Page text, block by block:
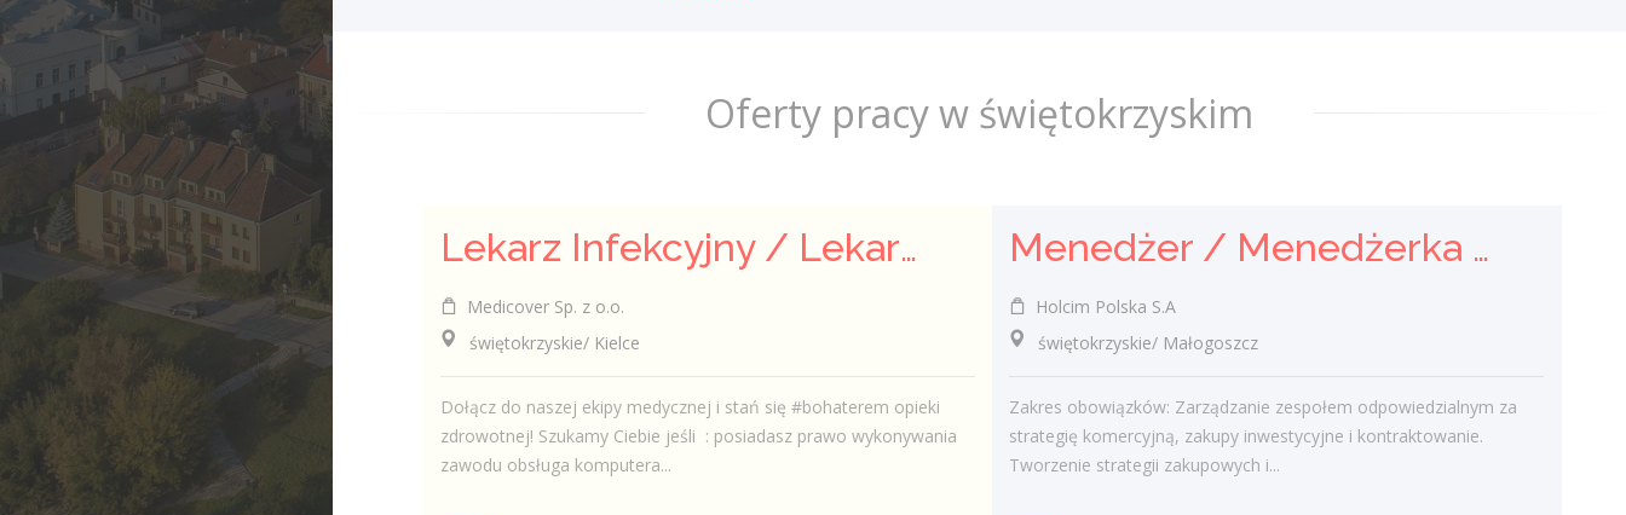
kontraktowanie. Tworzenie strategii
Budowanie i pozyskiwanie własnego
portfela klientów oraz relacji biznesowych
Oferty pracy w świętokrzyskim
Lekarz Infekcyjny / Lekarka Infekcyjna
Medicover Sp. z o.o.
świętokrzyskie/ Kielce
Dołącz do naszej ekipy medycznej i stań się #bohaterem opieki
zdrowotnej! Szukamy Ciebie jeśli ​ : posiadasz prawo wykonywania
zawodu obsługa komputera...
Menedżer / Menedżerka Zespołu Strategii Komercyjnej i Kontraktowania
Holcim Polska S.A
świętokrzyskie/ Małogoszcz
Zakres obowiązków: Zarządzanie zespołem odpowiedzialnym za
strategię komercyjną, zakupy inwestycyjne i kontraktowanie.
Tworzenie strategii zakupowych i...